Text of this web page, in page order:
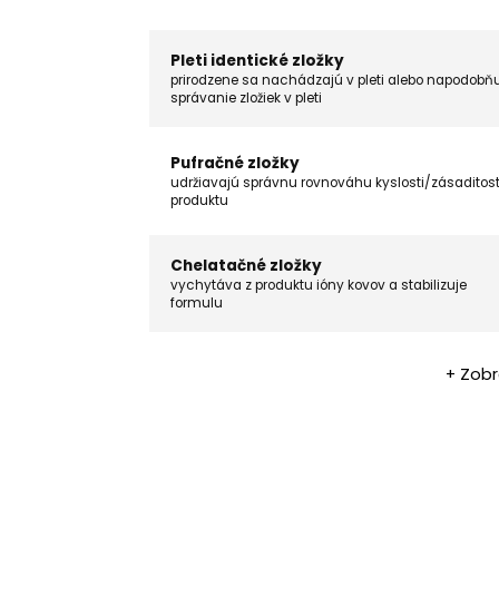
Pleti identické zložky
prirodzene sa nachádzajú v pleti alebo
správanie zložiek v pleti
Pufračné zložky
udržiavajú správnu rovnováhu kyslosti/
produktu
Chelatačné zložky
vychytáva z produktu ióny kovov a stabilizuje
formulu
+